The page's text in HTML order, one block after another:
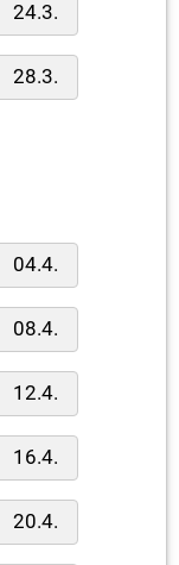
24.3.
28.3.
04.4.
08.4.
12.4.
16.4.
20.4.